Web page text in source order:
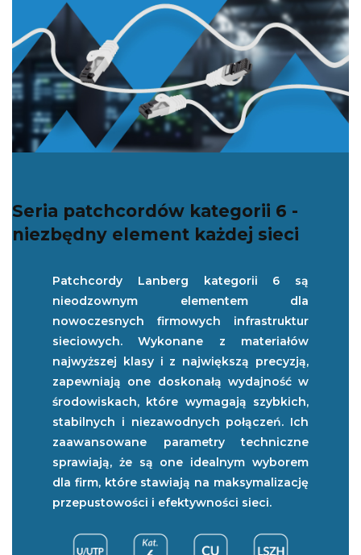
Seria patchcordów kategorii 6 -
niezbędny element każdej sieci
Patchcordy Lanberg kategorii 6 są
nieodzownym elementem dla
nowoczesnych firmowych infrastruktur
sieciowych. Wykonane z materiałów
najwyższej klasy i z największą precyzją,
zapewniają one doskonałą wydajność w
środowiskach, które wymagają szybkich,
stabilnych i niezawodnych połączeń. Ich
zaawansowane parametry techniczne
sprawiają, że są one idealnym wyborem
dla firm, które stawiają na maksymalizację
przepustowości i efektywności sieci.